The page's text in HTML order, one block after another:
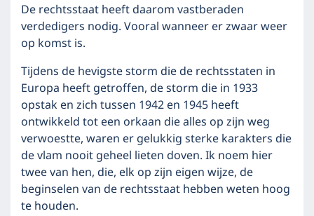
De rechtsstaat heeft daarom vastberaden
verdedigers nodig. Vooral wanneer er zwaar weer
op komst is.
Tijdens de hevigste storm die de rechtsstaten in
Europa heeft getroffen, de storm die in 1933
opstak en zich tussen 1942 en 1945 heeft
ontwikkeld tot een orkaan die alles op zijn weg
verwoestte, waren er gelukkig sterke karakters die
de vlam nooit geheel lieten doven. Ik noem hier
twee van hen, die, elk op zijn eigen wijze, de
beginselen van de rechtsstaat hebben weten hoog
te houden.